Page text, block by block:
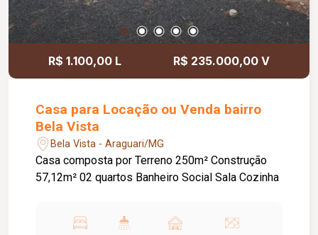
R$ 1.100,00 L R$ 235.000,00 V
Casa para Locação ou Venda bairro
Bela Vista
Bela Vista - Araguari/MG
Casa composta por Terreno 250m² Construção
57,12m² 02 quartos Banheiro Social Sala Cozinha